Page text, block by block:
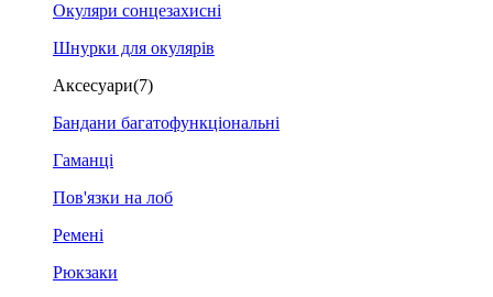
Окуляри сонцезахисні
Шнурки для окулярів
Аксесуари(7)
Бандани багатофункціональні
Гаманці
Пов'язки на лоб
Ремені
Рюкзаки